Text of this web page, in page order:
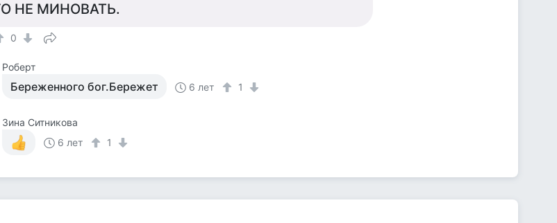
НЕ МИНОВАТЬ.
0
Роберт
Береженного бог.Бережет 6 лет 1
Зина Ситникова
6 лет
1